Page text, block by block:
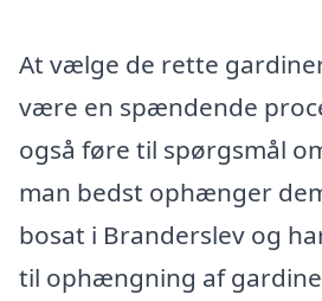
At vælge de rette
være en spændende
også føre til spørgsmål
man bedst ophænger
bosat i Branderslev og
til ophængning af